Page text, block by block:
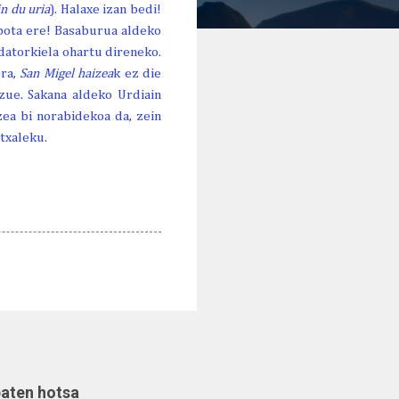
du uria). Halaxe izan bedi!
ere! Basaburua aldeko
ohartu direneko.
San Migel haizeak ez die
Sakana aldeko Urdiain
bi norabidekoa da, zein
hotsa